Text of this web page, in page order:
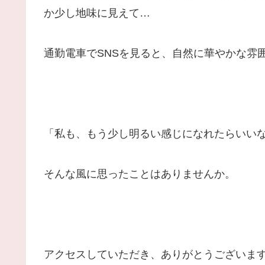
か少し地味に見えて…
通勤電車でSNSを見ると、自然に華やかな雰
「私も、もう少し明るい感じになれたらいいな
そんな風に思ったことはありませんか。
アクセスしていただき、ありがとうございま